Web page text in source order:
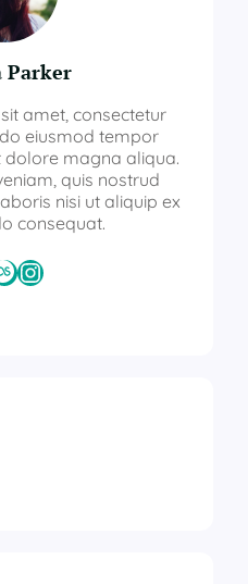
Parker
amet, consectetur
eiusmod tempor
dolore magna aliqua.
quis nostrud
nisi ut aliquip ex
consequat.
Instagram